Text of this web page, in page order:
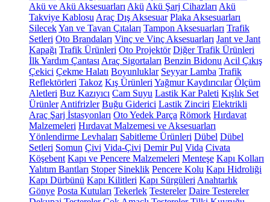
Akü ve Akü Aksesuarları Akü Akü Şarj Cihazları Akü
Takviye Kablosu Araç Dış Aksesuar Plaka Aksesuarları
SilecekYan ve Tavan Çıtaları Tampon Aksesuarları Trafik
Setleri Oto Brandaları Vinç ve Vinç Aksesuarları Jant ve Jant
Kapağı Trafik Ürünleri Oto Projektör Diğer Trafik Ürünleri
İlk Yardım Çantası Araç Sigortaları Benzin Bidonu Acil Çıkış
Çekici Çekme Halatı Boyunluklar Seyyar Lamba Trafik
Reflektörleri Takoz Kış Ürünleri Yağmur Kaydırıcılar Ölçüm
Aletleri Buz Kazıyıcı Cam Suyu Lastik Kar Paleti Kışlık Set
Ürünler Antifrizler Buğu Giderici Lastik Zinciri Elektrikli
Araç Şarj İstasyonları Oto Yedek Parça Römork Hırdavat
Malzemeleri Hırdavat Malzemesi ve Aksesuarları
Yönlendirme Levhaları Sabitleme Ürünleri Dübel Dübel
Setleri Somun Çivi Vida-Çivi Demir Pul Vida Civata
Köşebent Kapı ve Pencere Malzemeleri Menteşe Kapı Kolları
Yalıtım Bantları Stoper Sineklik Pencere Kolu Kapı Hidroliği
Kapı Dürbünü Kapı Kilitleri Kapı Sürgüleri Anahtarlık
Gönye Posta Kutuları Tekerlek Testereler Daire Testereler